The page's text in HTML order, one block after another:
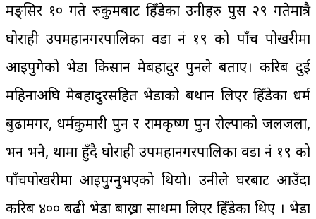
मङ्सिर १० गते रुकुमबाट हिँडेका उनीहरु पुस २९ गतेमात्रै
घोराही उपमहानगरपालिका वडा नं १९ को पाँच पोखरीमा
आइपुगेको भेडा किसान प्रेमबहादुर पुनले बताए। करिब दुई
महिनाअघि प्रेमबहादुरसहित भेडाको बथान लिएर हिँडेका धर्म
बुढामगर, धर्मकुमारी पुन र रामकृष्ण पुन रोल्पाको जलजला,
भन भने, थामा हुँदै घोराही उपमहानगरपालिका वडा नं १९ को
पाँचपोखरीमा आइपुग्नुभएको थियो। उनीले घरबाट आउँदा
करिब ४०० बढी भेडा बाख्रा साथमा लिएर हिँडेका थिए । भेडा